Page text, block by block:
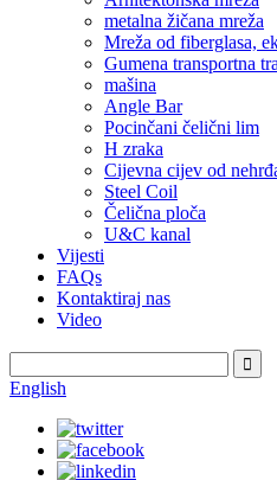
metalna žičana mreža
Mreža od fiberglasa,
Gumena transportna
mašina
Angle Bar
Pocinčani čelični lim
H zraka
Cijevna cijev od
Steel Coil
Čelična ploča
U&C kanal
Vijesti
FAQs
Kontaktiraj nas
Video
English